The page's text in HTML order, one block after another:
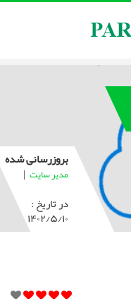
بروزرسانی شده
مدیر سایت |
در تاریخ :
۱۴۰۲/۵/۱۰